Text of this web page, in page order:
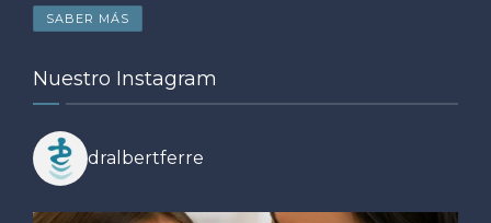
SABER MÁS
Nuestro Instagram
dralbertferre